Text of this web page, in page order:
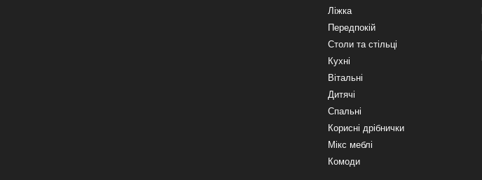
Ліжка
Передпокій
Столи та стільці
Кухні
Вітальні
Дитячі
Спальні
Корисні дрібнички
Мікс меблі
Комоди